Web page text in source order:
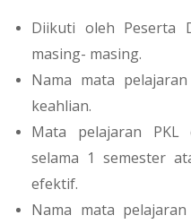
Diikuti oleh Peserta
masing- masing.
Nama mata
keahlian.
Mata pelajaran PKL
selama 1 semester
efektif.
Nama mata